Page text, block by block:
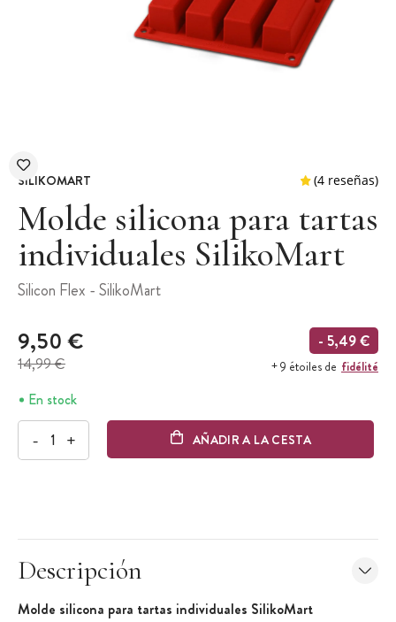
SILIKOMART
Molde silicona para tartas
individuales SilikoMart
Silicon Flex - SilikoMart
9,50 €
14,99 €
- 5,49 €
+ 9 étoiles de fidélité
En stock
- + AÑADIR A LA CESTA
Descripción
Molde silicona para tartas individuales SilikoMart